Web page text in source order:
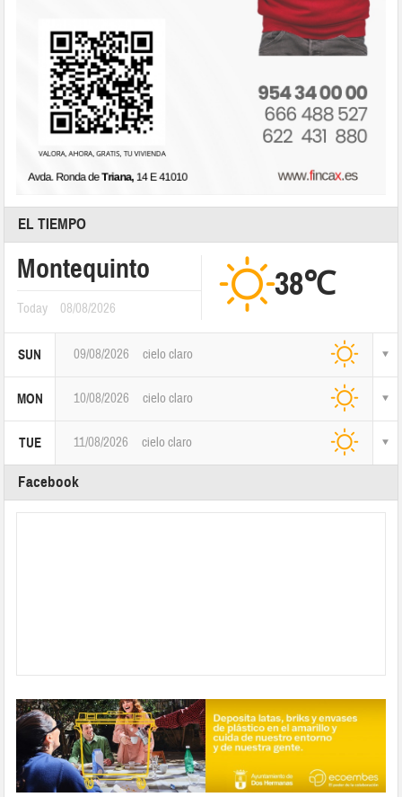
EL TIEMPO
Montequinto
Today 08/08/2026
38℃
SUN 09/08/2026 cielo claro
MON 10/08/2026 cielo claro
TUE 11/08/2026 cielo claro
Facebook